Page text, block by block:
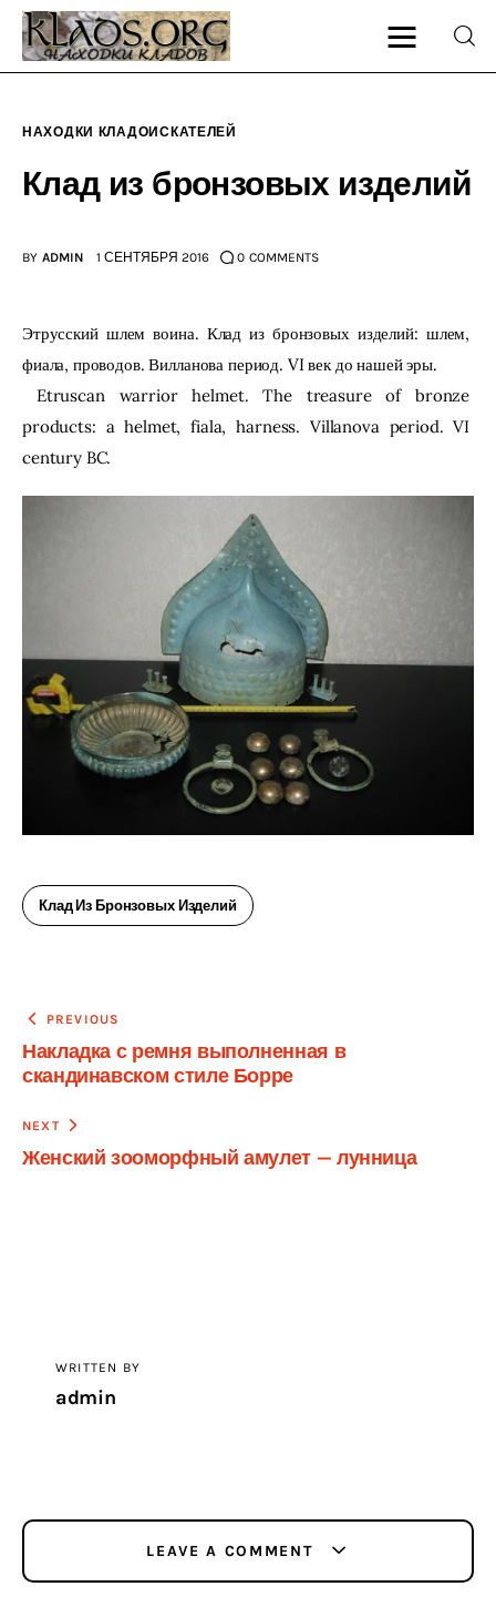
Контакт
НАХОДКИ КЛАДОИСКАТЕЛЕЙ
Клад из бронзовых изделий
BY ADMIN 1 СЕНТЯБРЯ 2016 0 COMMENTS
Этрусский шлем воина. Клад из бронзовых изделий: шлем,
фиала, проводов. Вилланова период. VI век до нашей эры.
products: a helmet, fiala, harness. Villanova period. VI
century BC.
Клад Из Бронзовых Изделий
Навигация
по
записям
PREVIOUS
Накладка с ремня выполненная в
скандинавском стиле Борре
NEXT
Женский зооморфный амулет — лунница
WRITTEN BY
admin
LEAVE A COMMENT